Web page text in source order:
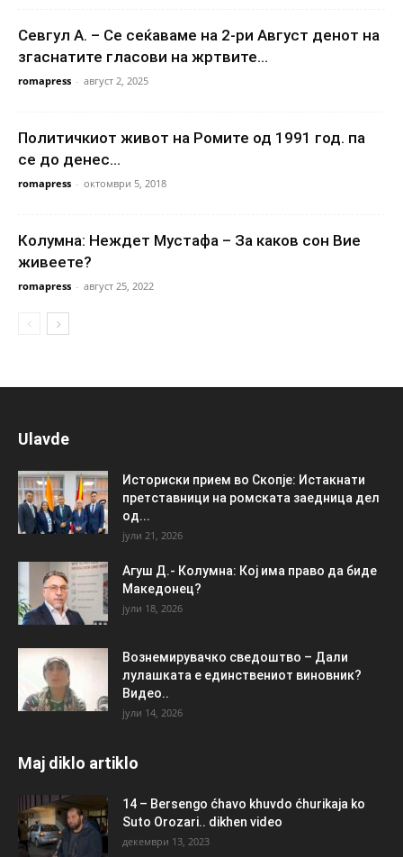
Севгул А. – Се сеќаваме на 2-ри Август денот на
згаснатите гласови на жртвите...
romapress - август 2, 2025
Политичкиот живот на Ромите од 1991 год. па
се до денес…
romapress - октомври 5, 2018
Колумна: Неждет Мустафа – За каков сон Вие
живеете?
romapress - август 25, 2022
Ulavde
Историски прием во Скопје: Истакнати
претставници на ромската заедница дел
од...
јули 21, 2026
Агуш Д.- Колумна: Кој има право да биде
Македонец?
јули 18, 2026
Вознемирувачко сведоштво – Дали
лулашката е единствениот виновник?
Видео..
јули 14, 2026
Maj diklo artiklo
14 – Bersengo ćhavo khuvdo ćhurikaja ko
Suto Orozari.. dikhen video
декември 13, 2023